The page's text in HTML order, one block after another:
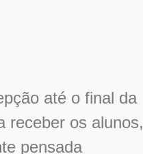
até o final da
receber os alunos,
pensada